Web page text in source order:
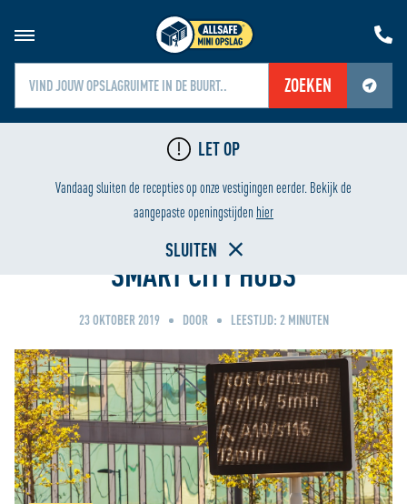
ZOEKEN
Jouw locatiediensten zijn uitgeschakeld.
Schakel jouw locatiediensten in om deze functie te gebruiken.
LET OP
Vandaag sluiten de recepties op onze vestigingen eerder. Bekijk de
aangepaste openingstijden hier
SLUITEN
Home
SMART CITY HUBS
23 OKTOBER 2019 DOOR LEESTIJD: 2 MINUTEN